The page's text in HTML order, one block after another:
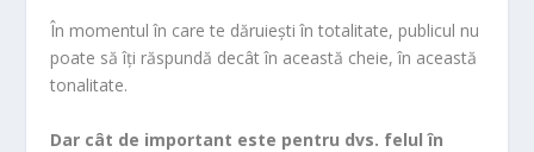
În momentul în care te dăruiești în totalitate, publicul nu
poate să îți răspundă decât în această cheie, în această
tonalitate.
Dar cât de important este pentru dvs. felul în